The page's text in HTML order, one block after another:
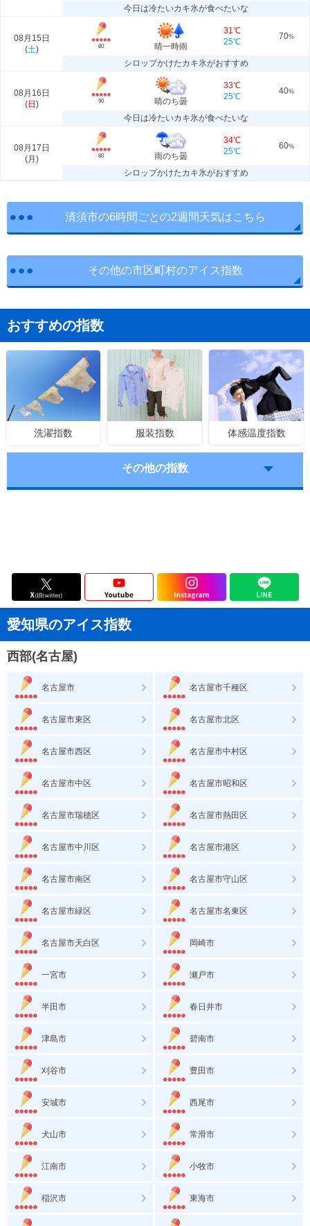
今日は冷たいカキ氷が食べたいな
08月15日
(土) 80 晴一時雨
31℃
25℃
70%
シロップかけたカキ氷がおすすめ
08月16日
(日 ) 90 晴のち曇
33℃
25℃
40%
今日は冷たいカキ氷が食べたいな
08月17日
(月 ) 80 雨のち曇
34℃
25℃
60%
シロップかけたカキ氷がおすすめ
清須市の6時間ごとの2週間天気はこちら
その他の市区町村のアイス指数
おすすめの指数
洗濯指数 服装指数 体感温度指数
その他の指数
愛知県のアイス指数
西部(名古屋)
名古屋市 名古屋市千種区
名古屋市東区 名古屋市北区
名古屋市西区 名古屋市中村区
名古屋市中区 名古屋市昭和区
名古屋市瑞穂区 名古屋市熱田区
名古屋市中川区 名古屋市港区
名古屋市南区 名古屋市守山区
名古屋市緑区 名古屋市名東区
名古屋市天白区 岡崎市
一宮市 瀬戸市
半田市 春日井市
津島市 碧南市
刈谷市 豊田市
安城市 西尾市
犬山市 常滑市
江南市 小牧市
稲沢市 東海市